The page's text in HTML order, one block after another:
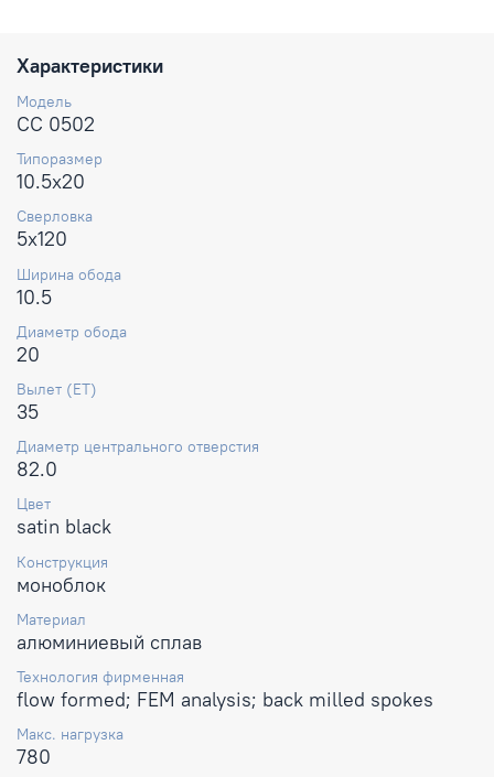
Характеристики
Модель
CC 0502
Типоразмер
10.5x20
Сверловка
5x120
Ширина обода
10.5
Диаметр обода
20
Вылет (ET)
35
Диаметр центрального отверстия
82.0
Цвет
satin black
Конструкция
моноблок
Материал
алюминиевый сплав
Технология фирменная
flow formed; FEM analysis; back milled spokes
Макс. нагрузка
780